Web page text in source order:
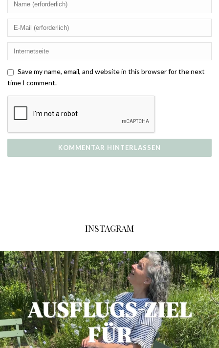
Save my name, email, and website in this browser for the next
time I comment.
INSTAGRAM